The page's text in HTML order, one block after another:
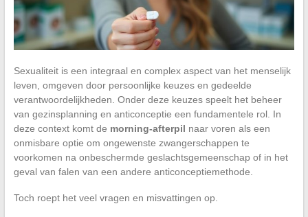
Sexualiteit is een integraal en complex aspect van het menselijk
leven, omgeven door persoonlijke keuzes en gedeelde
verantwoordelijkheden. Onder deze keuzes speelt het beheer
van gezinsplanning en anticonceptie een fundamentele rol. In
deze context komt de morning-afterpil naar voren als een
onmisbare optie om ongewenste zwangerschappen te
voorkomen na onbeschermde geslachtsgemeenschap of in het
geval van falen van een andere anticonceptiemethode.
Toch roept het veel vragen en misvattingen op.